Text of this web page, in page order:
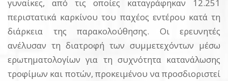
γυναίκες, από τις οποίες καταγράφηκαν 12.251
περιστατικά καρκίνου του παχέος εντέρου κατά τη
διάρκεια της παρακολούθησης. Οι ερευνητές
ανέλυσαν τη διατροφή των συμμετεχόντων μέσω
ερωτηματολογίων για τη συχνότητα κατανάλωσης
τροφίμων και ποτών, προκειμένου να προσδιοριστεί